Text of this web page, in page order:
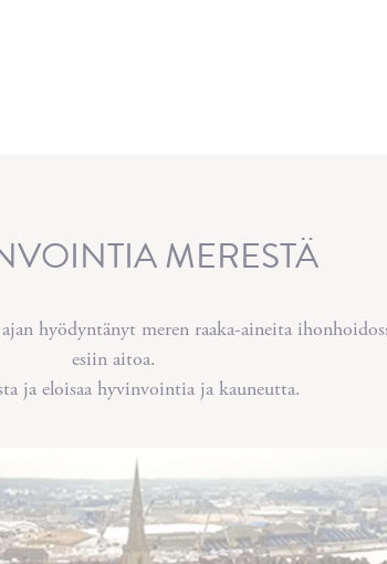
MERESTÄ
hyödyntänyt meren raaka-aineita
esiin aitoa.
ja eloisaa hyvinvointia ja kauneutta.